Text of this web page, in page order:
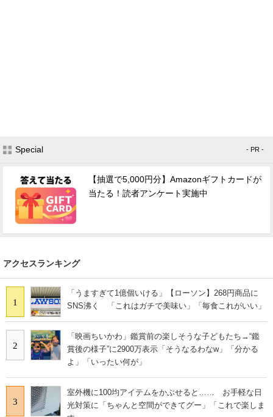
Special - PR -
【抽選で5,000円分】Amazonギフトカードが
当たる！読者アンケート実施中
アクセスランキング
1
「うますぎて1億個いける」【ローソン】268円商品に
SNS沸く 「これはガチで美味い」「毎食これがいい」
2
「映画ちいかわ」鑑賞前の楽しそうな子どもたち→“鑑
賞後の様子”に2900万表示「そうなるわなw」「分かる
よ」「いったい何が」
3
室外機に100均アイテムをかぶせると…… お手軽な日
光対策に「ちゃんと空間ができてグー」「これで楽しま